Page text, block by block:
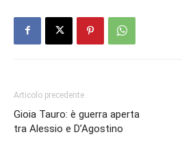
Articolo precedente
Gioia Tauro: è guerra aperta
tra Alessio e D’Agostino